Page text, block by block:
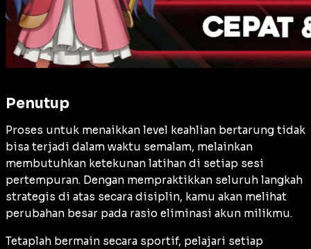
Penutup
Proses untuk menaikkan level keahlian bertarung tidak
bisa terjadi dalam waktu semalam, melainkan
membutuhkan ketekunan latihan di setiap sesi
pertempuran. Dengan mempraktikkan seluruh langkah
strategis di atas secara disiplin, kamu akan melihat
perubahan besar pada rasio eliminasi akun milikmu.
Tetaplah bermain secara sportif, pelajari setiap